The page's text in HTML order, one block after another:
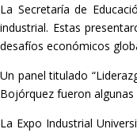
La Secretaría de
industrial. Estas
desafíos económicos
Un panel titulado
Bojórquez fueron
La Expo Industrial